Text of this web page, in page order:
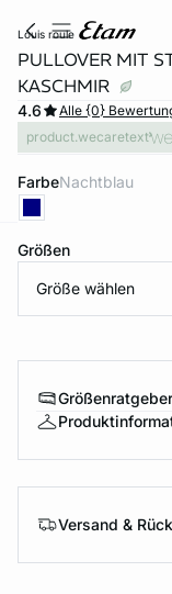
louis roule
PULLOVER MIT
KASCHMIR
4.6
Alle {0}
product.wecaretext
Farbe nachtblau
Größen
Größe wählen
Größenratgeber
Versand &